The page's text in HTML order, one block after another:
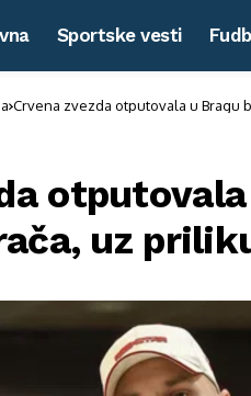
Sportske vesti
Crvena zvezda otputovala u Bragu
uz